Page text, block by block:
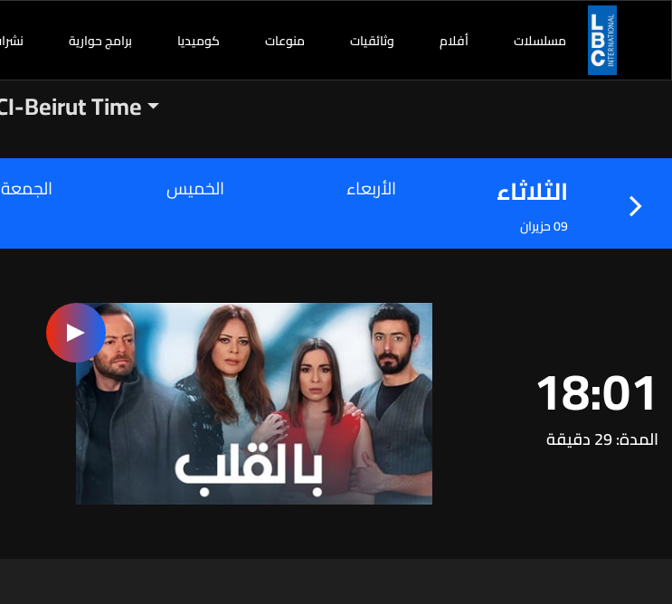
مسلسلات أفلام وثائقيات منوعات كوميديا برامج حوارية
الثلاثاء
09 حزيران
الأربعاء الخميس الجمعة
18:01
المدة: 29 دقيقة